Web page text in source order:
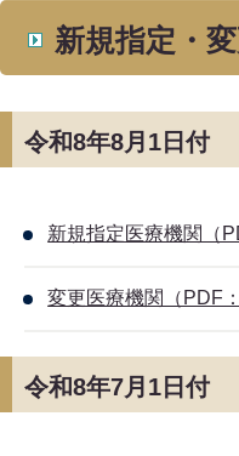
新規指定・
令和8年8月1日付
新規指定医療機関（
変更医療機関（PDF
令和8年7月1日付